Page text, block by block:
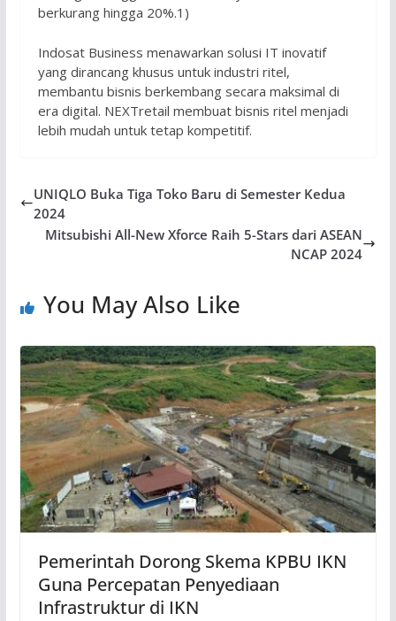
berkurang hingga 20%.1)
Indosat Business menawarkan solusi IT inovatif
yang dirancang khusus untuk industri ritel,
membantu bisnis berkembang secara maksimal di
era digital. NEXTretail membuat bisnis ritel menjadi
lebih mudah untuk tetap kompetitif.
UNIQLO Buka Tiga Toko Baru di Semester Kedua
2024
Mitsubishi All-New Xforce Raih 5-Stars dari ASEAN
NCAP 2024
You May Also Like
Pemerintah Dorong Skema KPBU IKN
Guna Percepatan Penyediaan
Infrastruktur di IKN